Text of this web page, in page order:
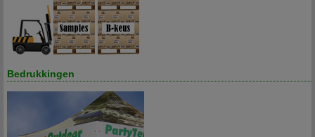
Bedrukkingen